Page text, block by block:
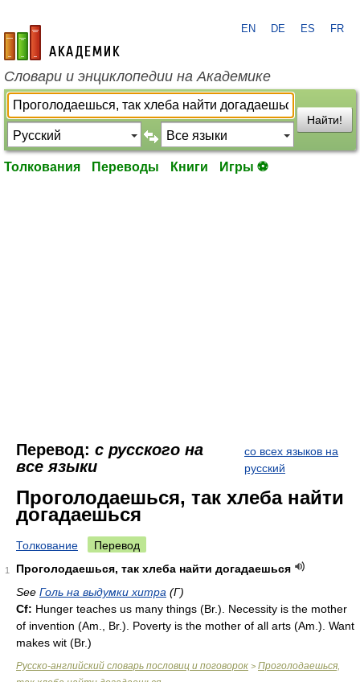
academic.ru
EN DE ES FR
Словари и энциклопедии на Академике
Найти!
Толкования Переводы Книги Игры ⚽
Перевод: с русского на
все языки
со всех языков на
русский
Проголодаешься, так хлеба найти
догадаешься
Толкование Перевод
1
Проголодаешься, так хлеба найти догадаешься
See Голь на выдумки хитра (Г)
Cf: Hunger teaches us many things (Br.). Necessity is the mother
of invention (Am. Br.). Poverty is the mother of all arts (Am. ). Want
makes wit (Br.)
Русско-английский словарь пословиц и поговорок > Проголодаешься,